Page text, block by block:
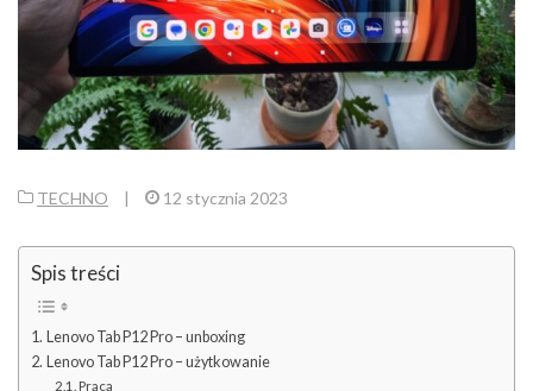
TECHNO | 12 stycznia 2023
Spis treści
Lenovo Tab P12 Pro – unboxing
Lenovo Tab P12 Pro – użytkowanie
Praca